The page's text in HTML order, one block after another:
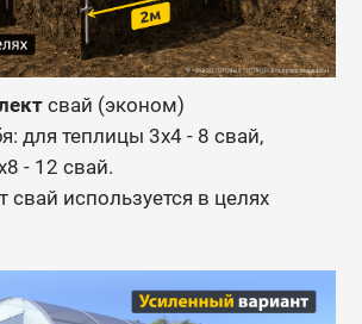
свай (эконом)
для теплицы 3х4 - 8 свай,
- 12 свай.
свай используется в целях